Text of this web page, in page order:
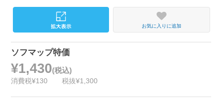
お気に入りに追加
ソフマップ特価
¥1,430(税込)
消費税¥130 税抜¥1,300